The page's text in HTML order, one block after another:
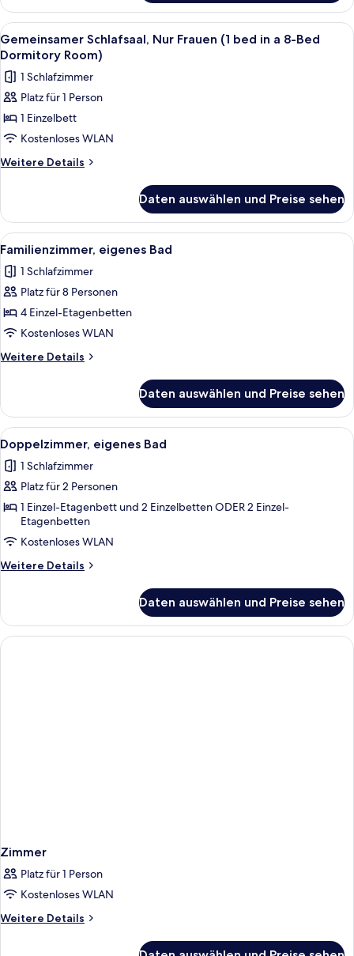
eigenes
Bad
Alle
Fotos
für
Gemeinsamer
Schlafsaal,
Nur
Frauen
(1
a
8-
Bed
Dormitory
Room)
anzeigen
Ein Schlafsaalzimmer mit
7
Gemeinsamer Schlafsaal, Nur Frauen (1 bed in a 8-Bed
Dormitory Room)
1 Schlafzimmer
Platz für 1 Person
1 Einzelbett
Kostenloses WLAN
Weitere Details
Weitere
Schlafsaal,
Nur
Frauen
bed
in
8-
Bed
Room)
Daten auswählen und Preise sehen
Alle
Fotos
für
Familienzimmer,
eigenes
Bad
anzeigen
Ein Flur mit Etagenbetten, einem
5
Familienzimmer, eigenes Bad
1 Schlafzimmer
Platz für 8 Personen
4 Einzel-Etagenbetten
Kostenloses WLAN
Weitere Details
Weitere
eigenes
Bad
Daten auswählen und Preise sehen
Alle
Fotos
für
Doppelzimmer,
eigenes
Bad
anzeigen
Ein kleines Schlafzimmer mit zwei
9
Doppelzimmer, eigenes Bad
1 Schlafzimmer
Platz für 2 Personen
1 Einzel-Etagenbett und 2 Einzelbetten ODER 2 Einzel-
Etagenbetten
Kostenloses WLAN
Weitere Details
Weitere
eigenes
Bad
Daten auswählen und Preise sehen
Zimmer
Platz für 1 Person
Kostenloses WLAN
Weitere Details
Weitere